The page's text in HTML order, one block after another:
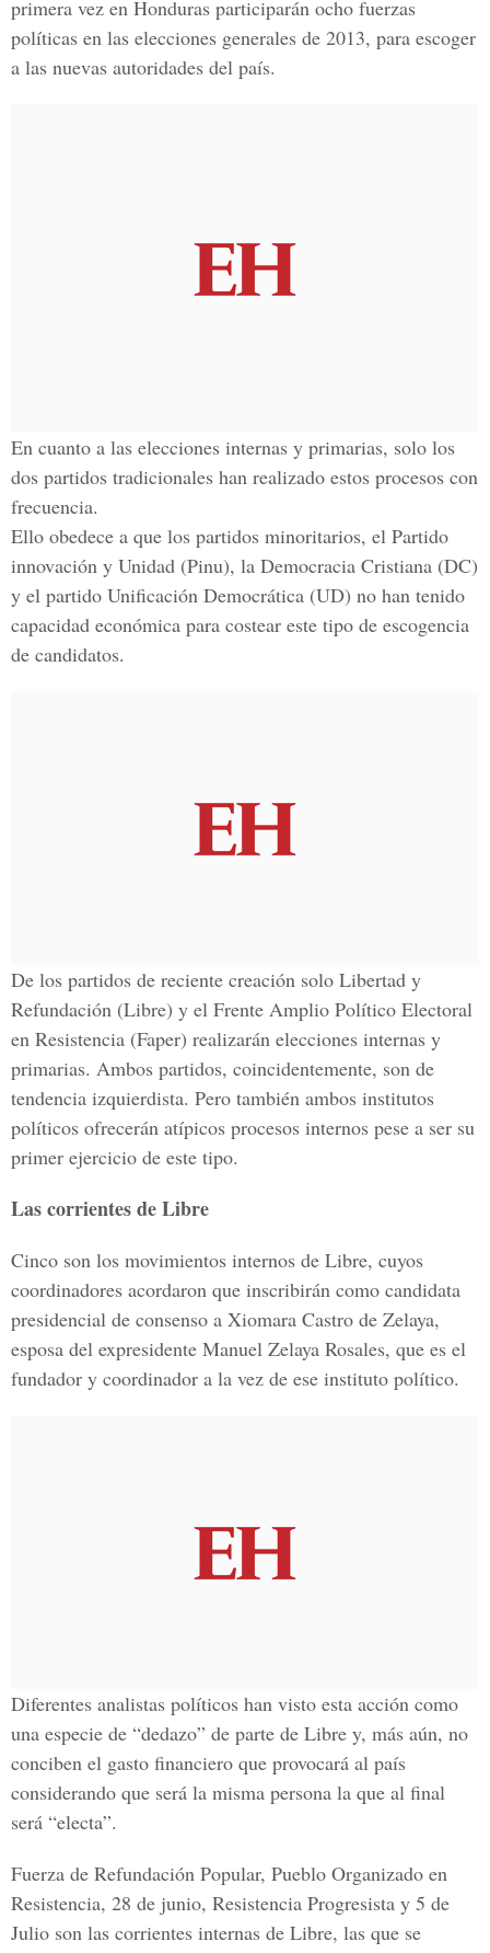
primera vez en Honduras participarán ocho fuerzas
políticas en las elecciones generales de 2013, para escoger
a las nuevas autoridades del país.
En cuanto a las elecciones internas y primarias, solo los
dos partidos tradicionales han realizado estos procesos con
frecuencia.
Ello obedece a que los partidos minoritarios, el Partido
innovación y Unidad (Pinu), la Democracia Cristiana (DC)
y el partido Unificación Democrática (UD) no han tenido
capacidad económica para costear este tipo de escogencia
de candidatos.
De los partidos de reciente creación solo Libertad y
Refundación (Libre) y el Frente Amplio Político Electoral
en Resistencia (Faper) realizarán elecciones internas y
primarias. Ambos partidos, coincidentemente, son de
tendencia izquierdista. Pero también ambos institutos
políticos ofrecerán atípicos procesos internos pese a ser su
primer ejercicio de este tipo.
Las corrientes de Libre
Cinco son los movimientos internos de Libre, cuyos
coordinadores acordaron que inscribirán como candidata
presidencial de consenso a Xiomara Castro de Zelaya,
esposa del expresidente Manuel Zelaya Rosales, que es el
fundador y coordinador a la vez de ese instituto político.
Diferentes analistas políticos han visto esta acción como
una especie de “dedazo” de parte de Libre y, más aún, no
conciben el gasto financiero que provocará al país
considerando que será la misma persona la que al final
será “electa”.
Fuerza de Refundación Popular, Pueblo Organizado en
Resistencia, 28 de junio, Resistencia Progresista y 5 de
Julio son las corrientes internas de Libre, las que se